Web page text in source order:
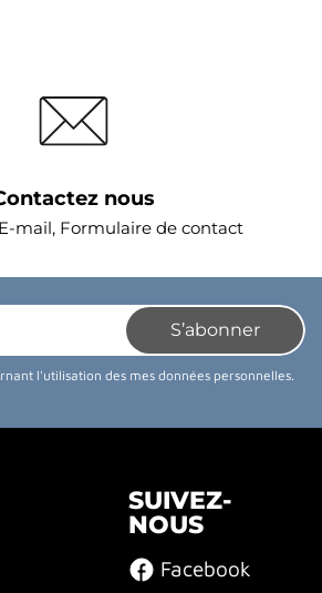
nous
mail, Formulaire de contact
l'utilisation des mes données personnelles.
SUIVEZ-
NOUS
Facebook